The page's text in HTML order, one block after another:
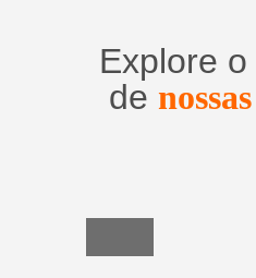
Explore
de